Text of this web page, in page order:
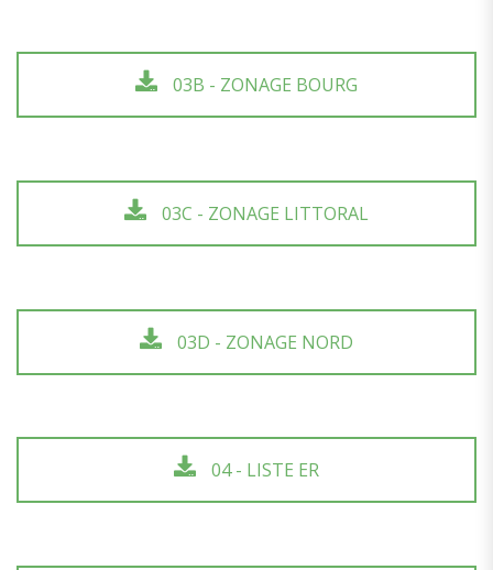
03B - ZONAGE BOURG
03C - ZONAGE LITTORAL
03D - ZONAGE NORD
04 - LISTE ER